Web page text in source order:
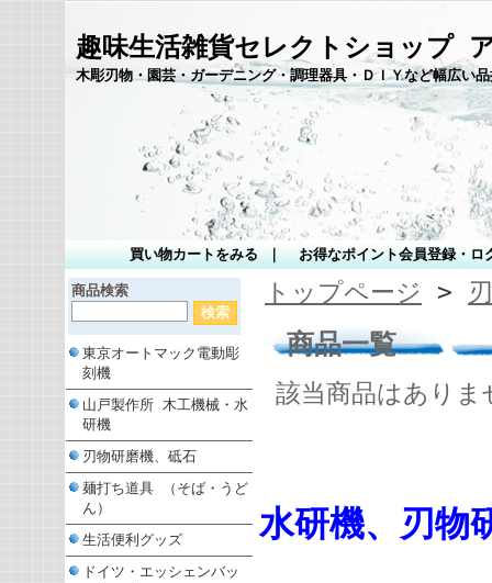
趣味生活雑貨セレクトショップ
木彫刃物・園芸・ガーデニング・調理器具・ＤＩＹなど幅広い
買い物カートをみる お得なポイント会員登録・ロ
商品検索
東京オートマック電動彫
刻機
山戸製作所 木工機械・水
研機
刃物研磨機、砥石
麺打ち道具 （そば・うど
ん）
生活便利グッズ
ドイツ・エッシェンバッ
トップページ >
商品一覧
該当商品はありま
水研機、刃物